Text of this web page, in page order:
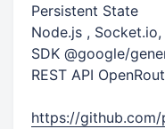
Persistent State
Node.js , Socket.io,
SDK @google/
REST API
https://